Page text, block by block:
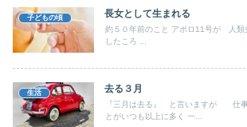
子どもの頃 長女として生まれる
約５０年前のこと アポロ11号が 人類
したころ ...
生活 去る３月
『三月は去る』 と言いますが 仕事
とがいつも以上に多く 一...